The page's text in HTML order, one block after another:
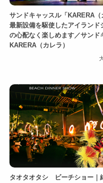
サンドキャッスル「KARERA（
最新設備を駆使したアイランド
の心配なく楽しめます／サン
KARERA（カレラ）
タオタオタシ ビーチショー｜